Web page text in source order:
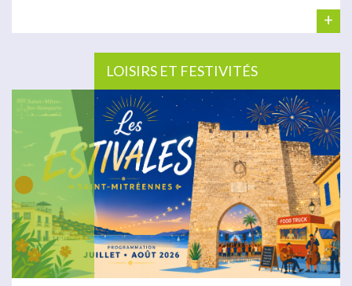
+
LOISIRS ET FESTIVITÉS